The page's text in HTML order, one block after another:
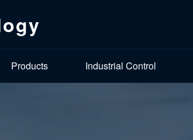
Products Industrial Control